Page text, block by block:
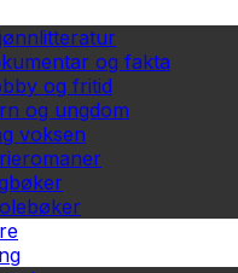
og fakta
og fritid
og ungdom
voksen